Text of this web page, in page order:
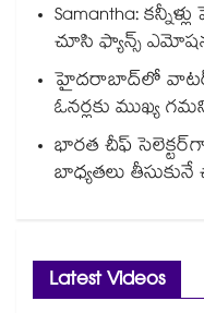
Samantha:
చూసి ఫ్యాన్స్
హైదరాబాద్⁪లో వాటర్
ఓనర్లకు ముఖ్య
భారత చీఫ్
బాధ్యతలు తీసుకునే
Latest Videos